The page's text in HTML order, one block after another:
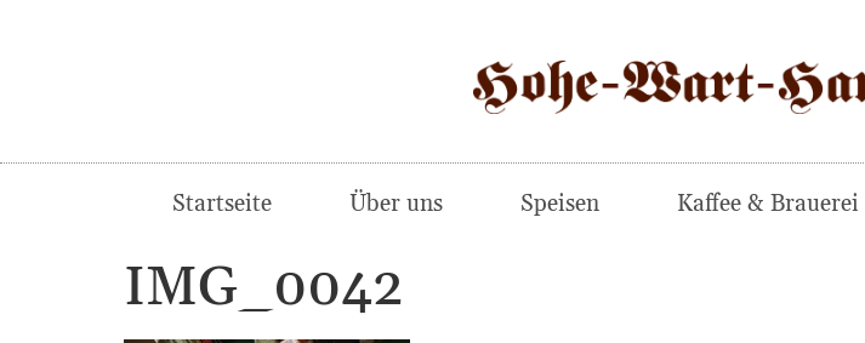
Startseite Über uns Speisen Kaffee & Brauerei
IMG_0042